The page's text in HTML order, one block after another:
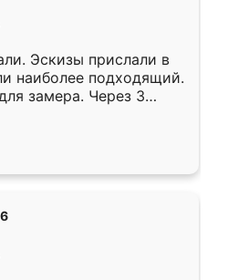
Эскизы прислали в
наиболее подходящий.
замера. Через 3
готова. Остались
Ренессанс
работу!